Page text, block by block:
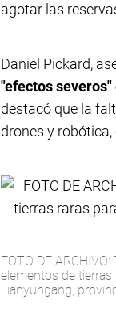
agotar las
Daniel Pickard,
"efectos severos"
destacó que la
drones y
FOTO DE
elementos de
Lianyungang,